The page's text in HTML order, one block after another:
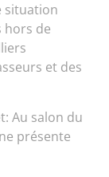
situation
hors de
et des
Au salon du
présente